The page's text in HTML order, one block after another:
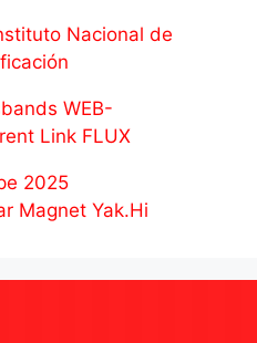
Nacional de
WEB-
Link FLUX
2025
Magnet Yak.Hi